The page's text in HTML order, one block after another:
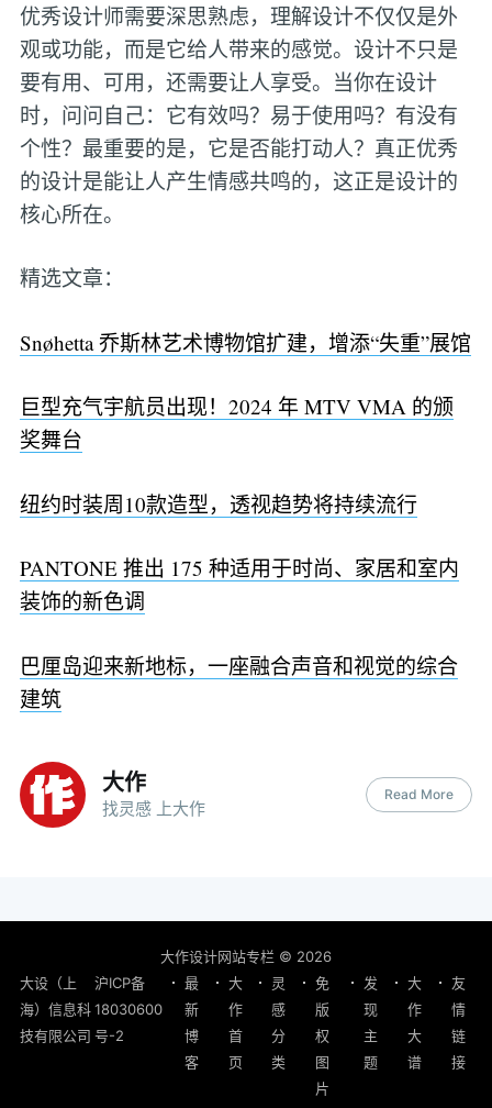
优秀设计师需要深思熟虑，理解设计不仅仅是外
观或功能，而是它给人带来的感觉。设计不只是
要有用、可用，还需要让人享受。当你在设计
时，问问自己：它有效吗？易于使用吗？有没有
个性？最重要的是，它是否能打动人？真正优秀
的设计是能让人产生情感共鸣的，这正是设计的
核心所在。
精选文章：
Snøhetta 乔斯林艺术博物馆扩建，增添“失重”展馆
巨型充气宇航员出现！2024 年 MTV VMA 的颁
奖舞台
纽约时装周10款造型，透视趋势将持续流行
PANTONE 推出 175 种适用于时尚、家居和室内
装饰的新色调
巴厘岛迎来新地标，一座融合声音和视觉的综合
建筑
大作
找灵感 上大作
Read More
大作设计网站专栏 © 2026
大设（上
海）信息科
技有限公司
沪ICP备
18030600
号-2
最
新
博
客
大
作
首
页
灵
感
分
类
免
版
权
图
片
发
现
主
题
大
作
大
谱
友
情
链
接